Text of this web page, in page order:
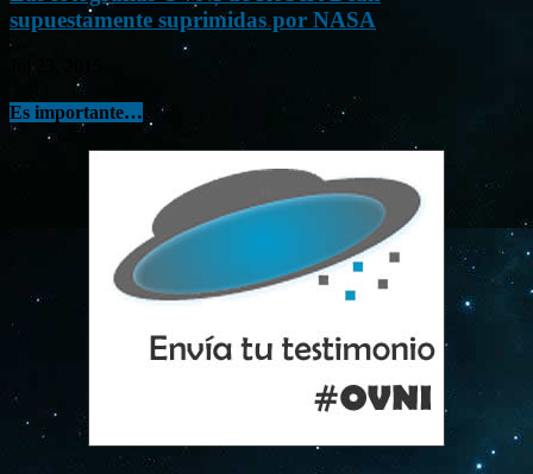
supuestamente suprimidas por NASA
Es importante…